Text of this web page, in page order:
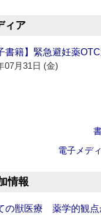
ィア
書籍】緊急避妊薬
07月31日 (金)
電子メデ
情報
の獣医療 薬学的観